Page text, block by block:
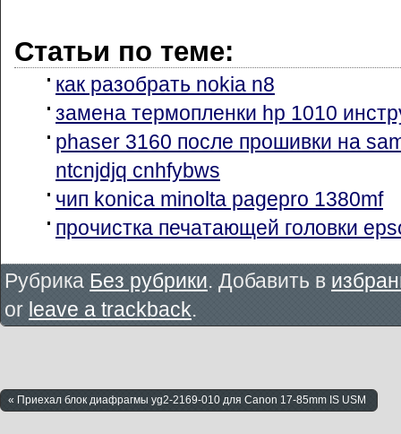
Статьи по теме:
как разобрать nokia n8
замена термопленки hp 1010
phaser 3160 после прошивки на
ntcnjdjq cnhfybws
чип konica minolta pagepro 1380mf
прочистка печатающей головки
Рубрика Без рубрики. Добавить в
or leave a trackback.
« Приехал блок диафрагмы yg2-2169-010 для Canon 17-85mm IS USM